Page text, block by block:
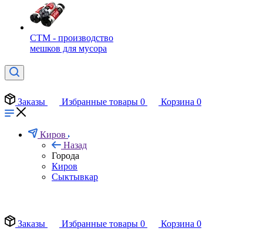
СТМ - производство
мешков для мусора
Заказы Избранные товары 0 Корзина 0
Киров
Назад
Города
Киров
Сыктывкар
Заказы
Избранные товары 0 Корзина 0